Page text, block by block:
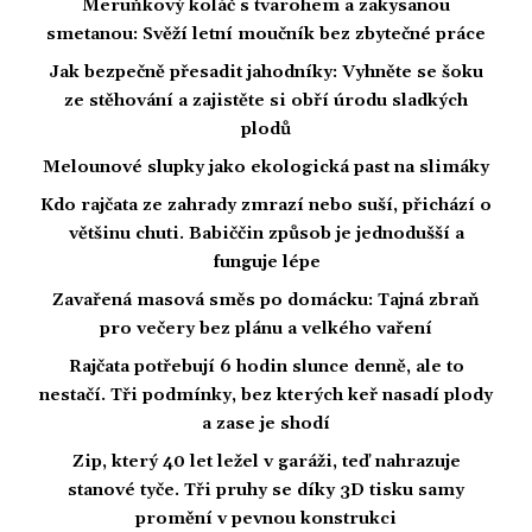
Meruňkový koláč s tvarohem a zakysanou
smetanou: Svěží letní moučník bez zbytečné práce
Jak bezpečně přesadit jahodníky: Vyhněte se šoku
ze stěhování a zajistěte si obří úrodu sladkých
plodů
Melounové slupky jako ekologická past na slimáky
Kdo rajčata ze zahrady zmrazí nebo suší, přichází o
většinu chuti. Babiččin způsob je jednodušší a
funguje lépe
Zavařená masová směs po domácku: Tajná zbraň
pro večery bez plánu a velkého vaření
Rajčata potřebují 6 hodin slunce denně, ale to
nestačí. Tři podmínky, bez kterých keř nasadí plody
a zase je shodí
Zip, který 40 let ležel v garáži, teď nahrazuje
stanové tyče. Tři pruhy se díky 3D tisku samy
promění v pevnou konstrukci